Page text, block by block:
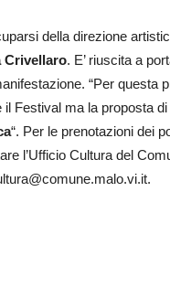
della direzione
Crivellaro. E’ riuscita a
“Per questa
il Festival ma la proposta
“. Per le prenotazioni dei
l’Ufficio Cultura del